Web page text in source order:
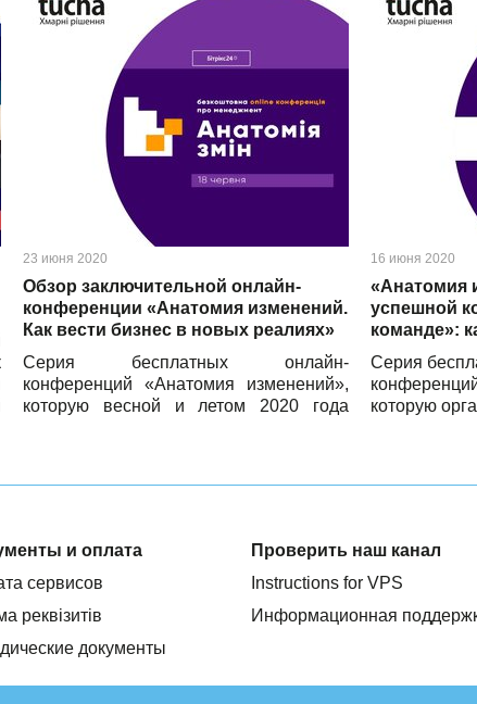
23 июня 2020
Обзор заключительной онлайн-
конференции «Анатомия изменений.
Как вести бизнес в новых реалиях»
Серия бесплатных онлайн-
конференций «Анатомия изменений»,
которую весной и летом 2020 года
умению приспосабливаться к
онлайн-мероприятий. В течение этого
времени эксперты из разных компаний
предпринимателей сейчас: продажи,
маркетинг, коммуникации в команде в
16 июня 2020
«Анатомия
успешной
команде»:
Серия
которую
и оплата
сервисов
реквізитів
документы
Проверить наш канал
Instructions for VPS
Информационная